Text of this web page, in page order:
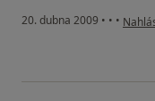
20. dubna 2009 • • • podle